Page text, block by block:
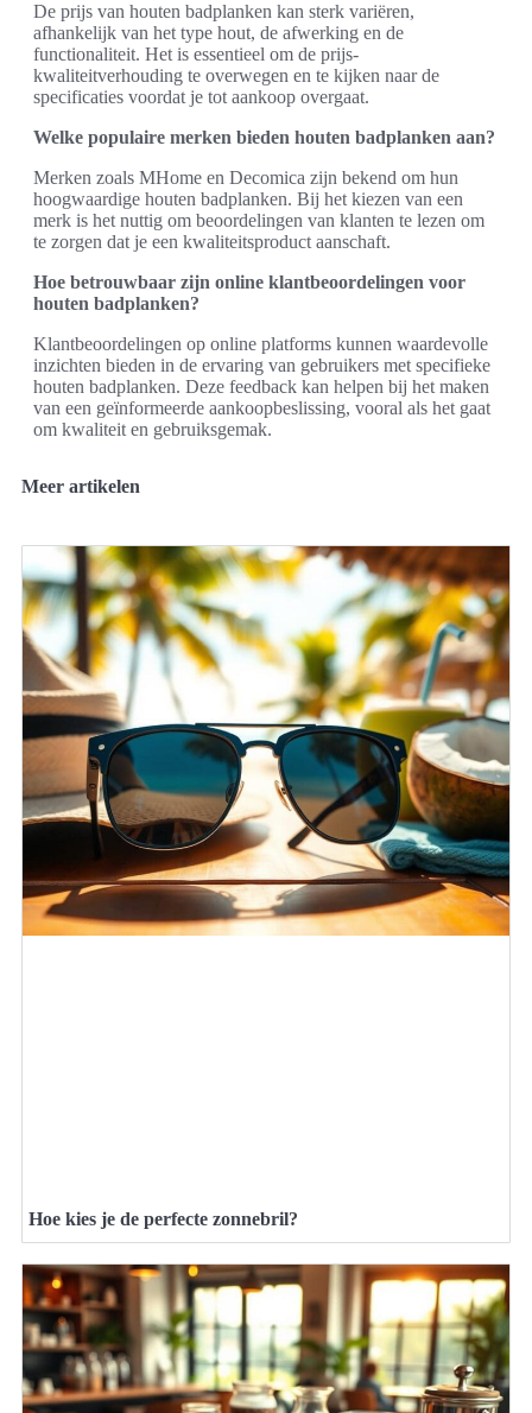
De prijs van houten badplanken kan sterk variëren,
afhankelijk van het type hout, de afwerking en de
functionaliteit. Het is essentieel om de prijs-
kwaliteitverhouding te overwegen en te kijken naar de
specificaties voordat je tot aankoop overgaat.
Welke populaire merken bieden houten badplanken aan?
Merken zoals MHome en Decomica zijn bekend om hun
hoogwaardige houten badplanken. Bij het kiezen van een
merk is het nuttig om beoordelingen van klanten te lezen om
te zorgen dat je een kwaliteitsproduct aanschaft.
Hoe betrouwbaar zijn online klantbeoordelingen voor
houten badplanken?
Klantbeoordelingen op online platforms kunnen waardevolle
inzichten bieden in de ervaring van gebruikers met specifieke
houten badplanken. Deze feedback kan helpen bij het maken
van een geïnformeerde aankoopbeslissing, vooral als het gaat
om kwaliteit en gebruiksgemak.
Meer artikelen
Hoe kies je de perfecte zonnebril?